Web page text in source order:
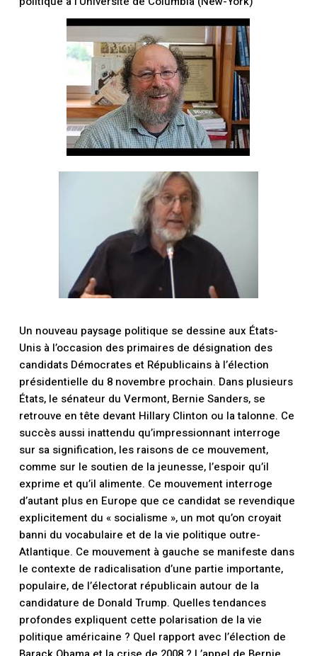
Un nouveau paysage politique se dessine aux États-
Unis à l’occasion des primaires de désignation des
candidats Démocrates et Républicains à l’élection
présidentielle du 8 novembre prochain. Dans plusieurs
États, le sénateur du Vermont, Bernie Sanders, se
retrouve en tête devant Hillary Clinton ou la talonne. Ce
succès aussi inattendu qu’impressionnant interroge
sur sa signification, les raisons de ce mouvement,
comme sur le soutien de la jeunesse, l’espoir qu’il
exprime et qu’il alimente. Ce mouvement interroge
d’autant plus en Europe que ce candidat se revendique
explicitement du « socialisme », un mot qu’on croyait
banni du vocabulaire et de la vie politique outre-
Atlantique. Ce mouvement à gauche se manifeste dans
le contexte de radicalisation d’une partie importante,
populaire, de l’électorat républicain autour de la
candidature de Donald Trump. Quelles tendances
profondes expliquent cette polarisation de la vie
politique américaine ? Quel rapport avec l’élection de